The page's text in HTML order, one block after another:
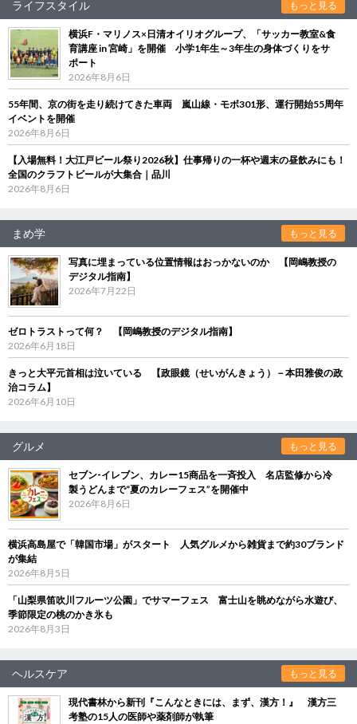
ライフスタイル もっと見る
横浜F・マリノス×日清オイリオグループ、「サッカー教室&食
育講座 in 宮崎」を開催 小学1年生～3年生の身体づくりをサ
ポート
2026年8月6日
55年間、京の街を走り続けてきた車両 嵐山線・モボ301形、運行開始55周年
イベントを開催
2026年8月6日
【入場無料！大江戸ビール祭り2026秋】仕事帰りの一杯や週末の昼飲みにも！
全国のクラフトビールが大集合｜品川
2026年8月6日
まめ学 もっと見る
写真に埋まっている位置情報はおっかないのか 【岡嶋教授の
デジタル指南】
2026年7月22日
ゼロトラストって何？ 【岡嶋教授のデジタル指南】
2026年6月18日
きっと大平元首相は泣いている 【政眼鏡（せいがんきょう）－本田雅俊の政
治コラム】
2026年6月10日
グルメ もっと見る
セブン‐イレブン、カレー15商品を一斉投入 名店監修から冷
製うどんまで“夏のカレーフェス”を開催中
2026年8月6日
横浜高島屋で「韓国市場」がスタート 人気グルメから雑貨まで約30ブランド
が集結
2026年8月5日
「山梨県笛吹川フルーツ公園」でサマーフェス 富士山を眺めながら水遊び、
季節限定の桃のかき氷も
2026年8月3日
ヘルスケア もっと見る
現代書林から新刊『こんなときには、まず、漢方！』 漢方三
考塾の15人の医師や薬剤師が執筆